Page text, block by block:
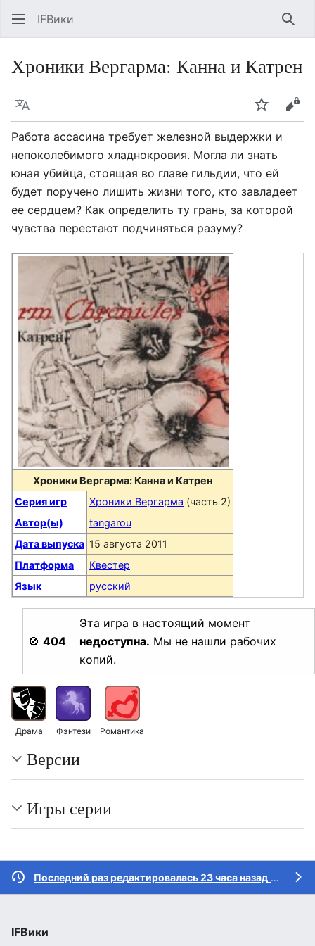
IFВики
Хроники Вергарма: Канна и Катрен
Язык Следить
Работа ассасина требует железной выдержки и
непоколебимого хладнокровия. Могла ли знать
юная убийца, стоящая во главе гильдии, что ей
будет поручено лишить жизни того, кто завладеет
ее сердцем? Как определить ту грань, за которой
чувства перестают подчиняться разуму?
Хроники Вергарма: Канна и Катрен
Серия игр
Хроники Вергарма (часть 2)
Автор(ы)
tangarou
Дата выпуска 15 августа 2011
Платформа
Квестер
Язык
русский
🚫 404
Эта игра в настоящий момент
недоступна. Мы не нашли рабочих
копий.
Драма Фэнтези Романтика
Версии
Игры серии
Последний раз редактировалась 23 часа назад
IFВики